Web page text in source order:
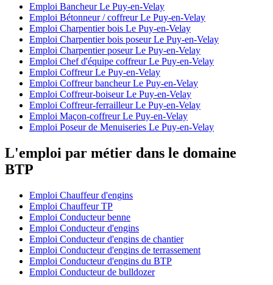
Emploi Bancheur Le Puy-en-Velay
Emploi Bétonneur / coffreur Le Puy-en-Velay
Emploi Charpentier bois Le Puy-en-Velay
Emploi Charpentier bois poseur Le Puy-en-Velay
Emploi Charpentier poseur Le Puy-en-Velay
Emploi Chef d'équipe coffreur Le Puy-en-Velay
Emploi Coffreur Le Puy-en-Velay
Emploi Coffreur bancheur Le Puy-en-Velay
Emploi Coffreur-boiseur Le Puy-en-Velay
Emploi Coffreur-ferrailleur Le Puy-en-Velay
Emploi Maçon-coffreur Le Puy-en-Velay
Emploi Poseur de Menuiseries Le Puy-en-Velay
L'emploi par métier dans le domaine
BTP
Emploi Chauffeur d'engins
Emploi Chauffeur TP
Emploi Conducteur benne
Emploi Conducteur d'engins
Emploi Conducteur d'engins de chantier
Emploi Conducteur d'engins de terrassement
Emploi Conducteur d'engins du BTP
Emploi Conducteur de bulldozer